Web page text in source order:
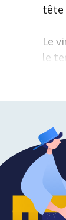
tête
Le
le